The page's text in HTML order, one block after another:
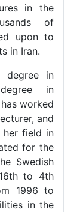
in the
of
upon to
in Iran.
degree in
in
worked
and
her field in
for the
Swedish
to 4th
1996 to
in the